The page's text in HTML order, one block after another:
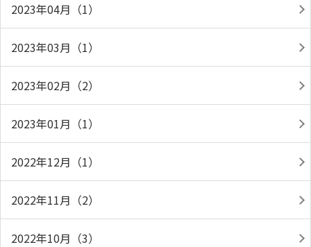
2023年04月（1）
2023年03月（1）
2023年02月（2）
2023年01月（1）
2022年12月（1）
2022年11月（2）
2022年10月（3）